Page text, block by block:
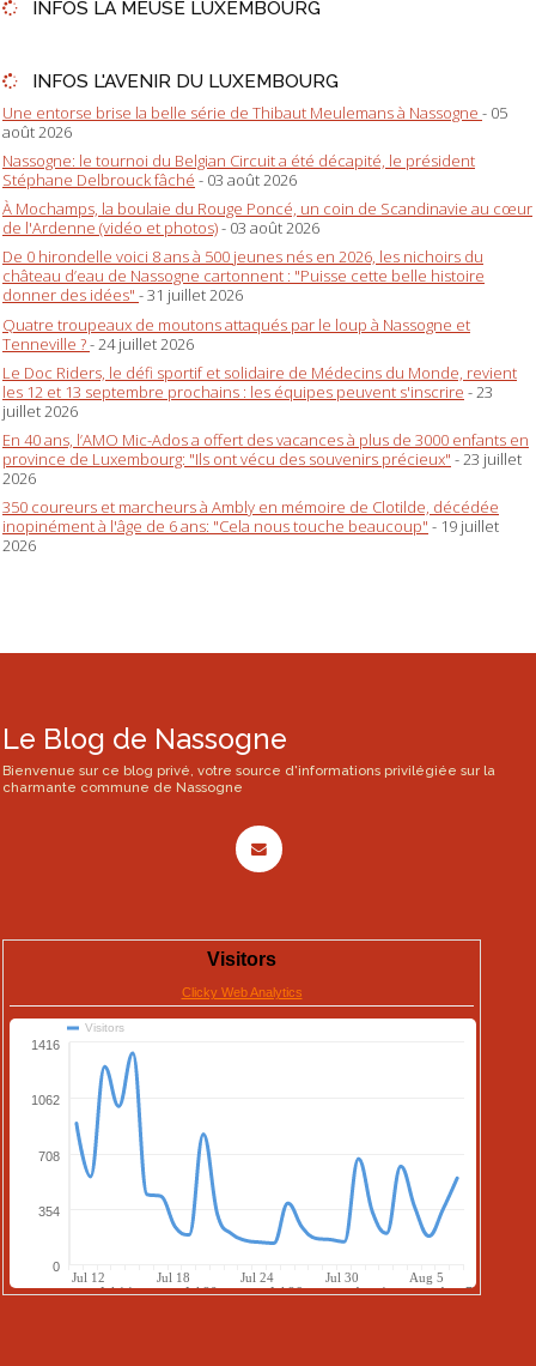
INFOS LA MEUSE LUXEMBOURG
INFOS L'AVENIR DU LUXEMBOURG
Une entorse brise la belle série de Thibaut Meulemans à Nassogne - 05
août 2026
Nassogne: le tournoi du Belgian Circuit a été décapité, le président
Stéphane Delbrouck fâché - 03 août 2026
À Mochamps, la boulaie du Rouge Poncé, un coin de Scandinavie au cœur
de l'Ardenne (vidéo et photos)- 03 août 2026
De 0 hirondelle voici 8 ans à 500 jeunes nés en 2026, les nichoirs du
château d’eau de Nassogne cartonnent : "Puisse cette belle histoire
donner des idées" - 31 juillet 2026
Quatre troupeaux de moutons attaqués par le loup à Nassogne et
Tenneville ?- 24 juillet 2026
Le Doc Riders, le défi sportif et solidaire de Médecins du Monde, revient
les 12 et 13 septembre prochains : les équipes peuvent s'inscrire - 23
juillet 2026
En 40 ans, l’AMO Mic-Ados a offert des vacances à plus de 3000 enfants en
province de Luxembourg: "Ils ont vécu des souvenirs précieux" - 23 juillet
2026
350 coureurs et marcheurs à Ambly en mémoire de Clotilde, décédée
inopinément à l'âge de 6 ans: "Cela nous touche beaucoup" - 19 juillet
2026
Le Blog de Nassogne
Bienvenue sur ce blog privé, votre source d'informations privilégiée sur la
charmante commune de Nassogne